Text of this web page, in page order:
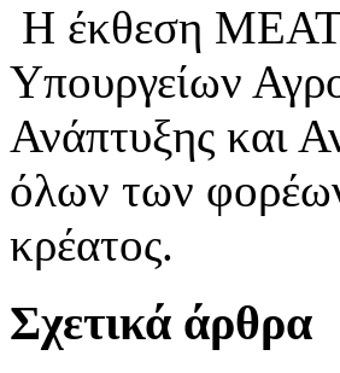
Η έκθεση MEAT
Υπουργείων
Ανάπτυξης και
όλων των
κρέατος.
Σχετικά άρθρα